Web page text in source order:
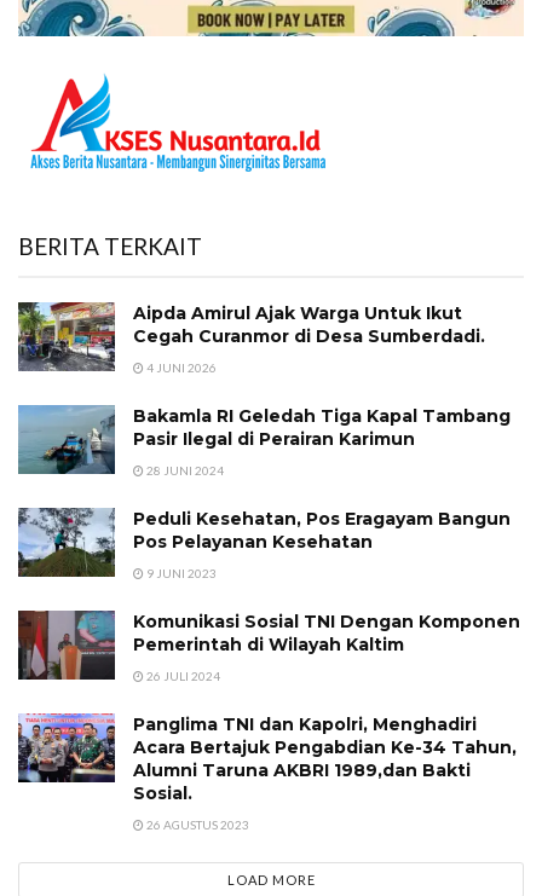
BERITA TERKAIT
Aipda Amirul Ajak Warga Untuk Ikut
Cegah Curanmor di Desa Sumberdadi.
4 JUNI 2026
Bakamla RI Geledah Tiga Kapal Tambang
Pasir Ilegal di Perairan Karimun
28 JUNI 2024
Peduli Kesehatan, Pos Eragayam Bangun
Pos Pelayanan Kesehatan
9 JUNI 2023
Komunikasi Sosial TNI Dengan Komponen
Pemerintah di Wilayah Kaltim
26 JULI 2024
Panglima TNI dan Kapolri, Menghadiri
Acara Bertajuk Pengabdian Ke-34 Tahun,
Alumni Taruna AKBRI 1989,dan Bakti
Sosial.
26 AGUSTUS 2023
LOAD MORE